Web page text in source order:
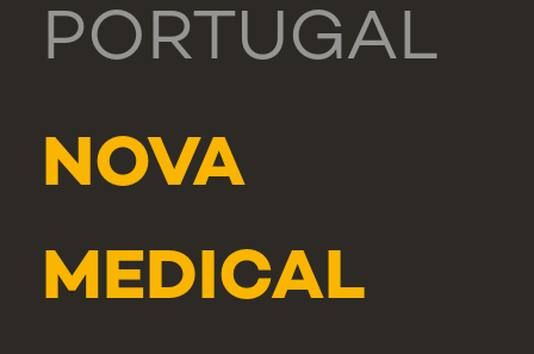
PORTUGAL
NOVA
MEDICAL